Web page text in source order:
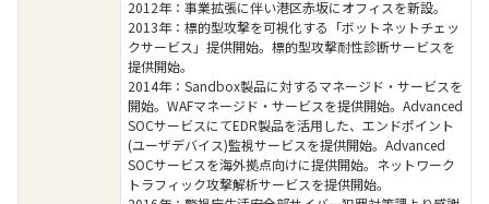
2012年：事業拡張に伴い港区赤坂にオフィスを新設。
2013年：標的型攻撃を可視化する「ボットネットチェッ
クサービス」提供開始。標的型攻撃耐性診断サービスを
提供開始。
2014年：Sandbox製品に対するマネージド・サービスを
開始。WAFマネージド・サービスを提供開始。Advanced
SOCサービスにてEDR製品を活用した、エンドポイント
(ユーザデバイス)監視サービスを提供開始。Advanced
SOCサービスを海外拠点向けに提供開始。ネットワーク
トラフィック攻撃解析サービスを提供開始。